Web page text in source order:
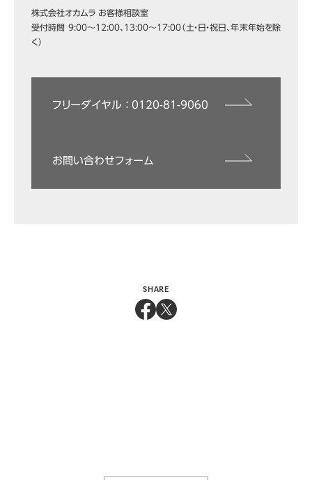
株式会社オカムラ お客様相談室
受付時間 9:00～12:00、13:00～17:00（土・日・祝日、年末年始を除
く）
フリーダイヤル ： 0120-81-9060
お問い合わせフォーム
SHARE